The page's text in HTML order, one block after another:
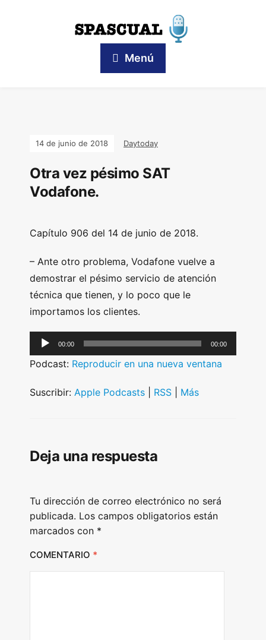
Menú
14 de junio de 2018 Daytoday
Otra vez pésimo SAT
Vodafone.
Capítulo 906 del 14 de junio de 2018.
– Ante otro problema, Vodafone vuelve a
demostrar el pésimo servicio de atención
técnica que tienen, y lo poco que le
importamos los clientes.
u
i
a
r
00:00 00:00
Podcast: Reproducir en una nueva ventana
Suscribir: Apple Podcasts RSS Más
Deja una respuesta
Tu dirección de correo electrónico no será
publicada. Los campos obligatorios están
marcados con *
COMENTARIO *